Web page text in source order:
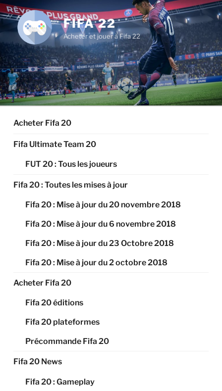
Aller
au
contenu
principal
FIFA 22
Acheter et jouer à Fifa 22
Acheter Fifa 20
Fifa Ultimate Team 20
FUT 20 : Tous les joueurs
Fifa 20 : Toutes les mises à jour
Fifa 20 : Mise à jour du 20 novembre 2018
Fifa 20 : Mise à jour du 6 novembre 2018
Fifa 20 : Mise à jour du 23 Octobre 2018
Fifa 20 : Mise à jour du 2 octobre 2018
Acheter Fifa 20
Fifa 20 éditions
Fifa 20 plateformes
Précommande Fifa 20
Fifa 20 News
Fifa 20 : Gameplay